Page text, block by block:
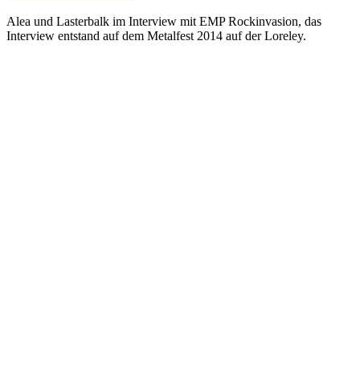
Alea und Lasterbalk im Interview mit EMP Rockinvasion, das
Interview entstand auf dem Metalfest 2014 auf der Loreley.